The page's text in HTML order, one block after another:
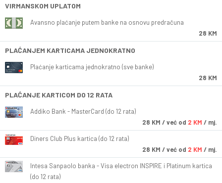
VIRMANSKOM UPLATOM
Avansno plaćanje putem banke na osnovu predračuna
28 KM
PLAĆANJEM KARTICAMA JEDNOKRATNO
Plaćanje karticama jednokratno (sve banke)
28 KM
PLAĆANJE KARTICOM DO 12 RATA
Addiko Bank - MasterCard (do 12 rata)
28 KM / već od 2 KM / mj.
Diners Club Plus kartica (do 12 rata)
28 KM / već od 2 KM / mj.
Intesa Sanpaolo banka - Visa electron INSPIRE i Platinum kartica
(do 12 rata)